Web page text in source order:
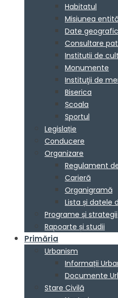
Habitatul
Misiunea
Date
Consultare
Instituții de
Monumente
Instituţii de
Biserica
Școala
Sportul
Legislație
Conducere
Organizare
Regulament
Carieră
Organigramă
Lista și datele
Programe și strategii
Rapoarte și studii
Primăria
Urbanism
Informații
Documente
Stare Civilă